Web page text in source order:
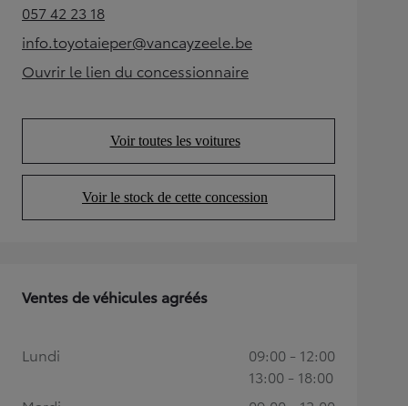
057 42 23 18(Opens in new tab)
info.toyotaieper@vancayzeele.be
(Opens in new tab)
Ouvrir le lien du concessionnaire
(Opens in new tab)
Voir toutes les voitures
(Opens in new tab)
Voir le stock de cette concession
(Opens in new tab)
Ventes de véhicules agréés
Lundi
09:00 - 12:00
13:00 - 18:00